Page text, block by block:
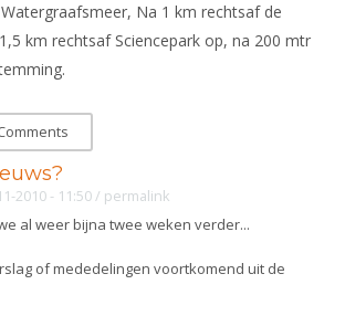
Na 1 km rechtsaf de
km rechtsaf Sciencepark op, na 200 mtr
2010 - 11:50/ permalink
al weer bijna twee weken verder...
of mededelingen voortkomend uit de